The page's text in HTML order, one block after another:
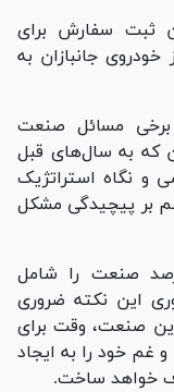
ثبت سفارش برای
خودروی جانبازان به
برخی مسائل صنعت
که به سال‌های قبل
و نگاه استراتژیک
بر پیچیدگی مشکل
تصریح کرد: خودرو ۱۲ درصد صنعت را شامل
این نکته ضروری
صنعت، وقت برای
خود را به ایجاد
خواهد ساخت.